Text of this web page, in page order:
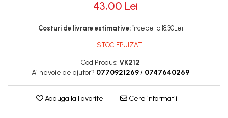
Rotile Cauciucate
43,00 Lei
Costuri de livrare estimative: începe la 18.30Lei
STOC EPUIZAT
Cod Produs: VK212
Ai nevoie de ajutor? 0770921269 / 0747640269
Adauga la Favorite Cere informatii